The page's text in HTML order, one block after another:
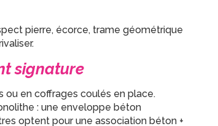
pierre, écorce, trame géométrique
signature
ou en coffrages coulés en place.
: une enveloppe béton
optent pour une association béton +